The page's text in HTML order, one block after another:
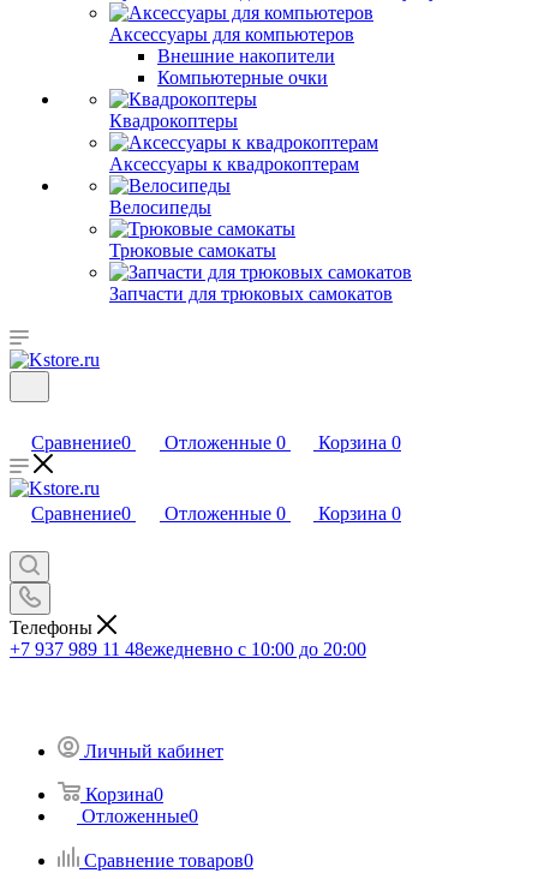
Аксессуары для компьютеров
Внешние накопители
Компьютерные очки
Квадрокоптеры
Аксессуары к квадрокоптерам
Велосипеды
Трюковые самокаты
Запчасти для трюковых самокатов
Сравнение0 Отложенные 0 Корзина 0
Сравнение0 Отложенные 0 Корзина 0
Телефоны
+7 937 989 11 48ежедневно с 10:00 до 20:00
Личный кабинет
Корзина0
Отложенные0
Сравнение товаров0